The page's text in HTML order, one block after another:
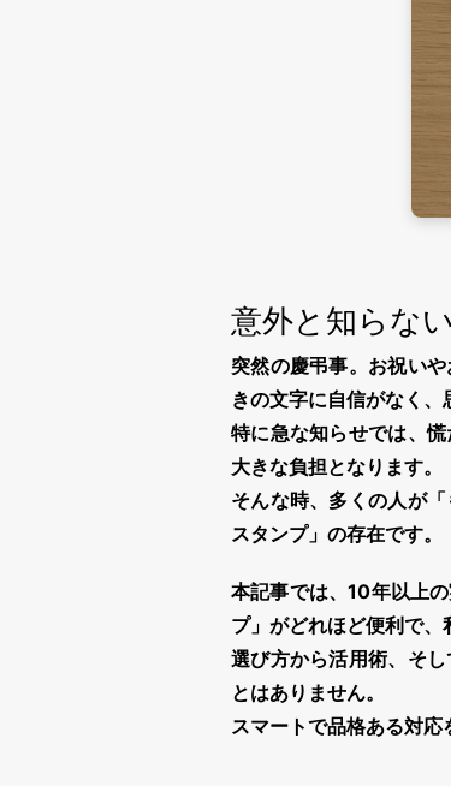
意外と知らな
突然の慶弔事。お祝い
きの文字に自信がなく
特に急な知らせでは、
大きな負担となります。
そんな時、多くの人が
スタンプ」の存在です。
本記事では、10年以上
プ」がどれほど便利で、
選び方から活用術、そ
とはありません。
スマートで品格ある対応